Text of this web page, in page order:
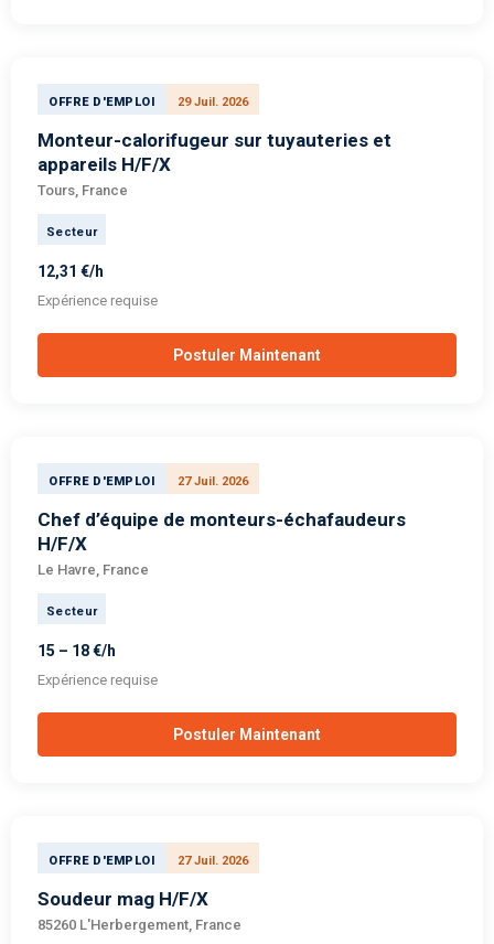
OFFRE D'EMPLOI 29 Juil. 2026
Monteur-calorifugeur sur tuyauteries et
appareils H/F/X
Tours, France
Secteur
12,31 €/h
Expérience requise
Postuler Maintenant
OFFRE D'EMPLOI 27 Juil. 2026
Chef d’équipe de monteurs-échafaudeurs
H/F/X
Le Havre, France
Secteur
15 – 18 €/h
Expérience requise
Postuler Maintenant
OFFRE D'EMPLOI 27 Juil. 2026
Soudeur mag H/F/X
85260 L'Herbergement, France